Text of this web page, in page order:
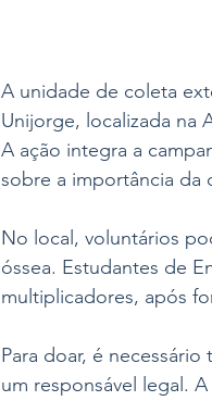
A unidade de coleta
Unijorge, localizada na
A ação integra a
sobre a importância da
No local, voluntários
óssea. Estudantes de
multiplicadores, após
Para doar, é
um responsável legal.